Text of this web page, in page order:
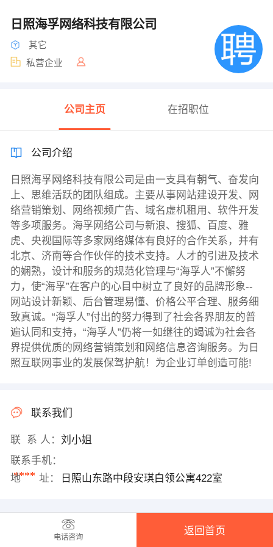
日照海孚网络科技有限公司
其它
私营企业
公司主页 在招职位
公司介绍
日照海孚网络科技有限公司是由一支具有朝气、奋发向
上、思维活跃的团队组成。主要从事网站建设开发、网
络营销策划、网络视频广告、域名虚机租用、软件开发
等多项服务。海孚网络公司与新浪、搜狐、百度、雅
虎、央视国际等多家网络媒体有良好的合作关系，并有
北京、济南等合作伙伴的技术支持。人才的引进及技术
的娴熟，设计和服务的规范化管理与“海孚人”不懈努
力，使“海孚”在客户的心目中树立了良好的品牌形象--
网站设计新颖、后台管理易懂、价格公平合理、服务细
致真诚。“海孚人”付出的努力得到了社会各界朋友的普
遍认同和支持，“海孚人”仍将一如继往的竭诚为社会各
界提供优质的网络营销策划和网络信息咨询服务。为日
照互联网事业的发展保驾护航！为企业订单创造可能!
联系我们
联 系 人： 刘小姐
联系手机：
****
地 址： 日照山东路中段安琪白领公寓422室
电话咨询
返回首页